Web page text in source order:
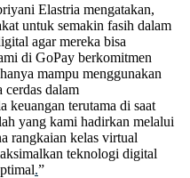
Elastria mengatakan,
untuk semakin fasih dalam
agar mereka bisa
di GoPay berkomitmen
mampu menggunakan
dalam
keuangan terutama di saat
yang kami hadirkan melalui
rangkaian kelas virtual
teknologi digital
.”